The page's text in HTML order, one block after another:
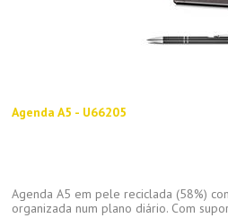
Agenda A5 - U66205
Agenda A5 em pele reciclada (58%)
organizada num plano diário. Com